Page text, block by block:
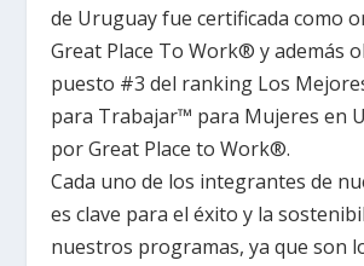
de Uruguay fue certificada como
Great Place To Work®️ y además
puesto #3 del ranking Los
para Trabajar™ para Mujeres en
por Great Place to Work®.
Cada uno de los integrantes de
es clave para el éxito y la
nuestros programas, ya que son